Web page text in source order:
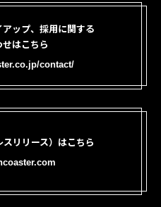
ップ、採用に関する
はこちら
contact/
リリース）はこちら